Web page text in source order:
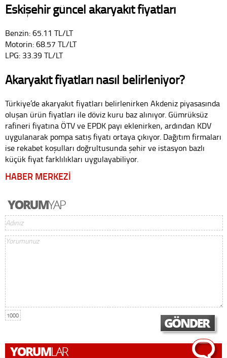
Eskişehir güncel akaryakıt fiyatları
Benzin: 65.11 TL/LT
Motorin: 68.57 TL/LT
LPG: 33.39 TL/LT
Akaryakıt fiyatları nasıl belirleniyor?
Türkiye’de akaryakıt fiyatları belirlenirken Akdeniz piyasasında
oluşan ürün fiyatları ile döviz kuru baz alınıyor. Gümrüksüz
rafineri fiyatına ÖTV ve EPDK payı eklenirken, ardından KDV
uygulanarak pompa satış fiyatı ortaya çıkıyor. Dağıtım firmaları
ise rekabet koşulları doğrultusunda şehir ve istasyon bazlı
küçük fiyat farklılıkları uygulayabiliyor.
HABER MERKEZİ
1000